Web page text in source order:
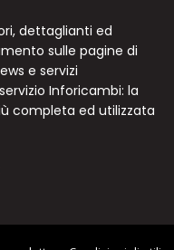
dettaglianti ed
sulle pagine di
e servizi
Inforicambi: la
completa ed utilizzata